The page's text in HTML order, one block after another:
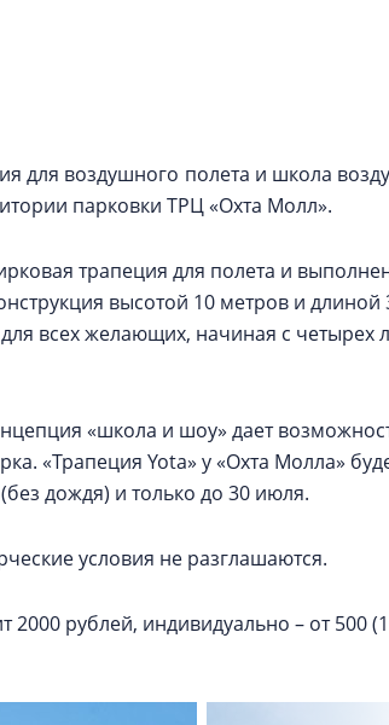
для воздушного полета и школа
парковки ТРЦ «Охта Молл».
трапеция для полета и
высотой 10 метров и длиной
всех желающих, начиная с четырех
«школа и шоу» дает
«Трапеция Yota» у «Охта Молла»
дождя) и только до 30 июля.
условия не разглашаются.
2000 рублей, индивидуально – от 500
дешевле